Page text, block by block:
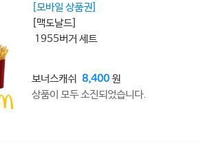
[모바일 상품권]
[맥도날드]
1955버거 세트
보너스캐쉬 8,400원
상품이 모두 소진되었습니다.